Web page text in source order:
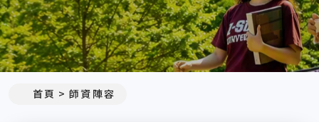
首頁 師資陣容